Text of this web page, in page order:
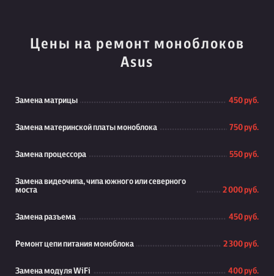
Цены на ремонт моноблоков
Asus
Замена матрицы 450 руб.
Замена материнской платы моноблока 750 руб.
Замена процессора 550 руб.
Замена видеочипа, чипа южного или северного
моста
2 000 руб.
Замена разъема 450 руб.
Ремонт цепи питания моноблока 2 300 руб.
Замена модуля WiFi 400 руб.